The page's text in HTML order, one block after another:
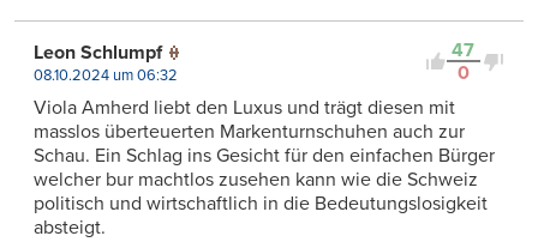
47
0
Leon Schlumpf
08.10.2024 um 06:32
Viola Amherd liebt den Luxus und trägt diesen mit
masslos überteuerten Markenturnschuhen auch zur
Schau. Ein Schlag ins Gesicht für den einfachen Bürger
welcher bur machtlos zusehen kann wie die Schweiz
politisch und wirtschaftlich in die Bedeutungslosigkeit
absteigt.